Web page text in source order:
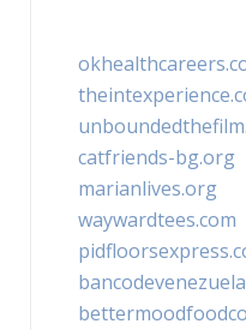
catfriends-bg.org
marianlives.org
waywardtees.com